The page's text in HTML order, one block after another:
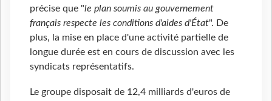
précise que "le plan soumis au gouvernement
français respecte les conditions d'aides d'État". De
plus, la mise en place d'une activité partielle de
longue durée est en cours de discussion avec les
syndicats représentatifs.
Le groupe disposait de 12,4 milliards d'euros de